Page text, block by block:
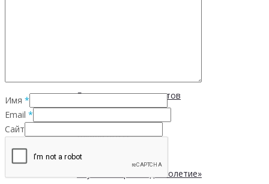
Безопасность пациентов
Школа ХНИЗ
Клуб «Сибирское долголетие»
Имя *
Email *
Сайт